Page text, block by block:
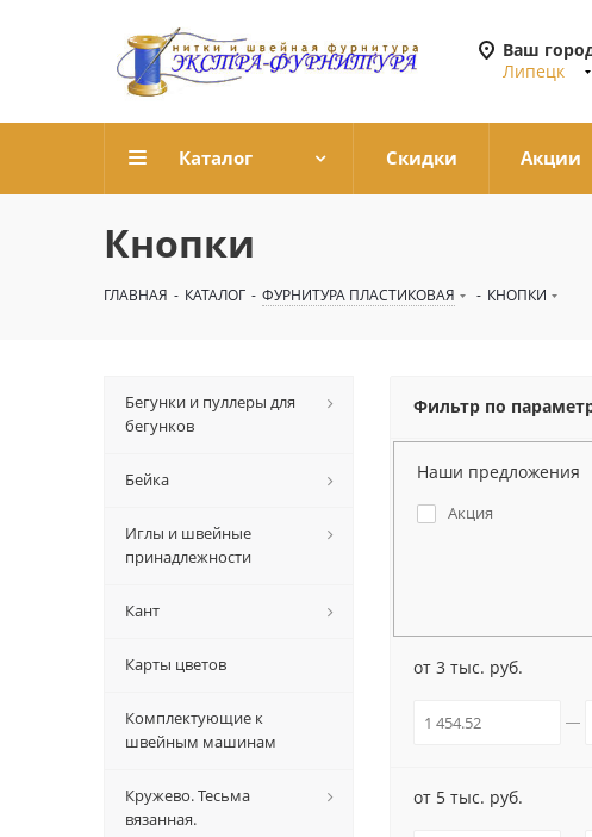
Ваш
Липецк
Каталог Скидки Акции
Кнопки
ГЛАВНАЯ - КАТАЛОГ - ФУРНИТУРА ПЛАСТИКОВАЯ - КНОПКИ
Фильтр по
Наши предложения
Акция
от 3 тыс. руб.
от 5 тыс. руб.
Бегунки и пуллеры для
бегунков
Бейка
Иглы и швейные
принадлежности
Кант
Карты цветов
Комплектующие к
швейным машинам
Кружево. Тесьма
вязанная.